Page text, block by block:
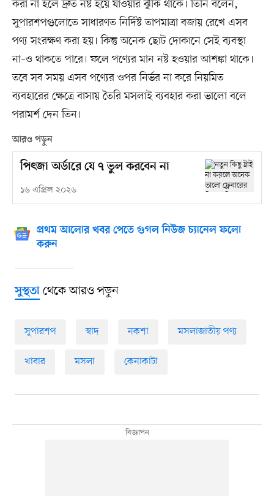
করা না হলে দ্রুত নষ্ট হয়ে যাওয়ার ঝুঁকি থাকে। তিনি বলেন,
সুপারশপগুলোতে সাধারণত নির্দিষ্ট তাপমাত্রা বজায় রেখে এসব
পণ্য সংরক্ষণ করা হয়। কিন্তু অনেক ছোট দোকানে সেই ব্যবস্থা
না–ও থাকতে পারে। ফলে পণ্যের মান নষ্ট হওয়ার আশঙ্কা থাকে।
তবে সব সময় এসব পণ্যের ওপর নির্ভর না করে নিয়মিত
ব্যবহারের ক্ষেত্রে বাসায় তৈরি মসলাই ব্যবহার করা ভালো বলে
পরামর্শ দেন তিন।
আরও পড়ুন
পিৎজা অর্ডারে যে ৭ ভুল করবেন না
১৬ এপ্রিল ২০২৬
প্রথম আলোর খবর পেতে গুগল নিউজ চ্যানেল ফলো
করুন
সুস্থতাথেকে আরও পড়ুন
সুপারশপ স্বাদ নকশা মসলাজাতীয় পণ্য
খাবার মসলা কেনাকাটা